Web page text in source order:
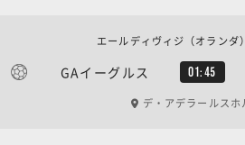
GAイーグルス 01:45
エールディヴィジ（オラ
デ・アデラールスホ